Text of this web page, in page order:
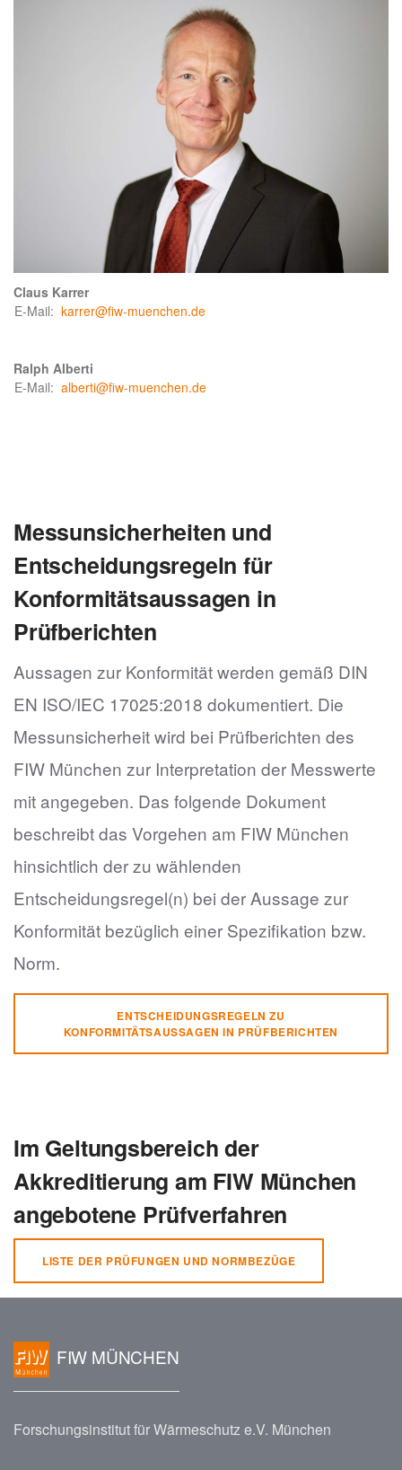
Claus Karrer
E-Mail: karrer@fiw-muenchen.de
Ralph Alberti
E-Mail: alberti@fiw-muenchen.de
Messunsicherheiten und
Entscheidungsregeln für
Konformitätsaussagen in
Prüfberichten
Aussagen zur Konformität werden gemäß DIN
EN ISO/IEC 17025:2018 dokumentiert. Die
Messunsicherheit wird bei Prüfberichten des
FIW München zur Interpretation der Messwerte
mit angegeben. Das folgende Dokument
beschreibt das Vorgehen am FIW München
hinsichtlich der zu wählenden
Entscheidungsregel(n) bei der Aussage zur
Konformität bezüglich einer Spezifikation bzw.
Norm.
ENTSCHEIDUNGSREGELN ZU
KONFORMITÄTSAUSSAGEN IN PRÜFBERICHTEN
Im Geltungsbereich der
Akkreditierung am FIW München
angebotene Prüfverfahren
LISTE DER PRÜFUNGEN UND NORMBEZÜGE
FIW MÜNCHEN
Forschungsinstitut für Wärmeschutz e.V. München